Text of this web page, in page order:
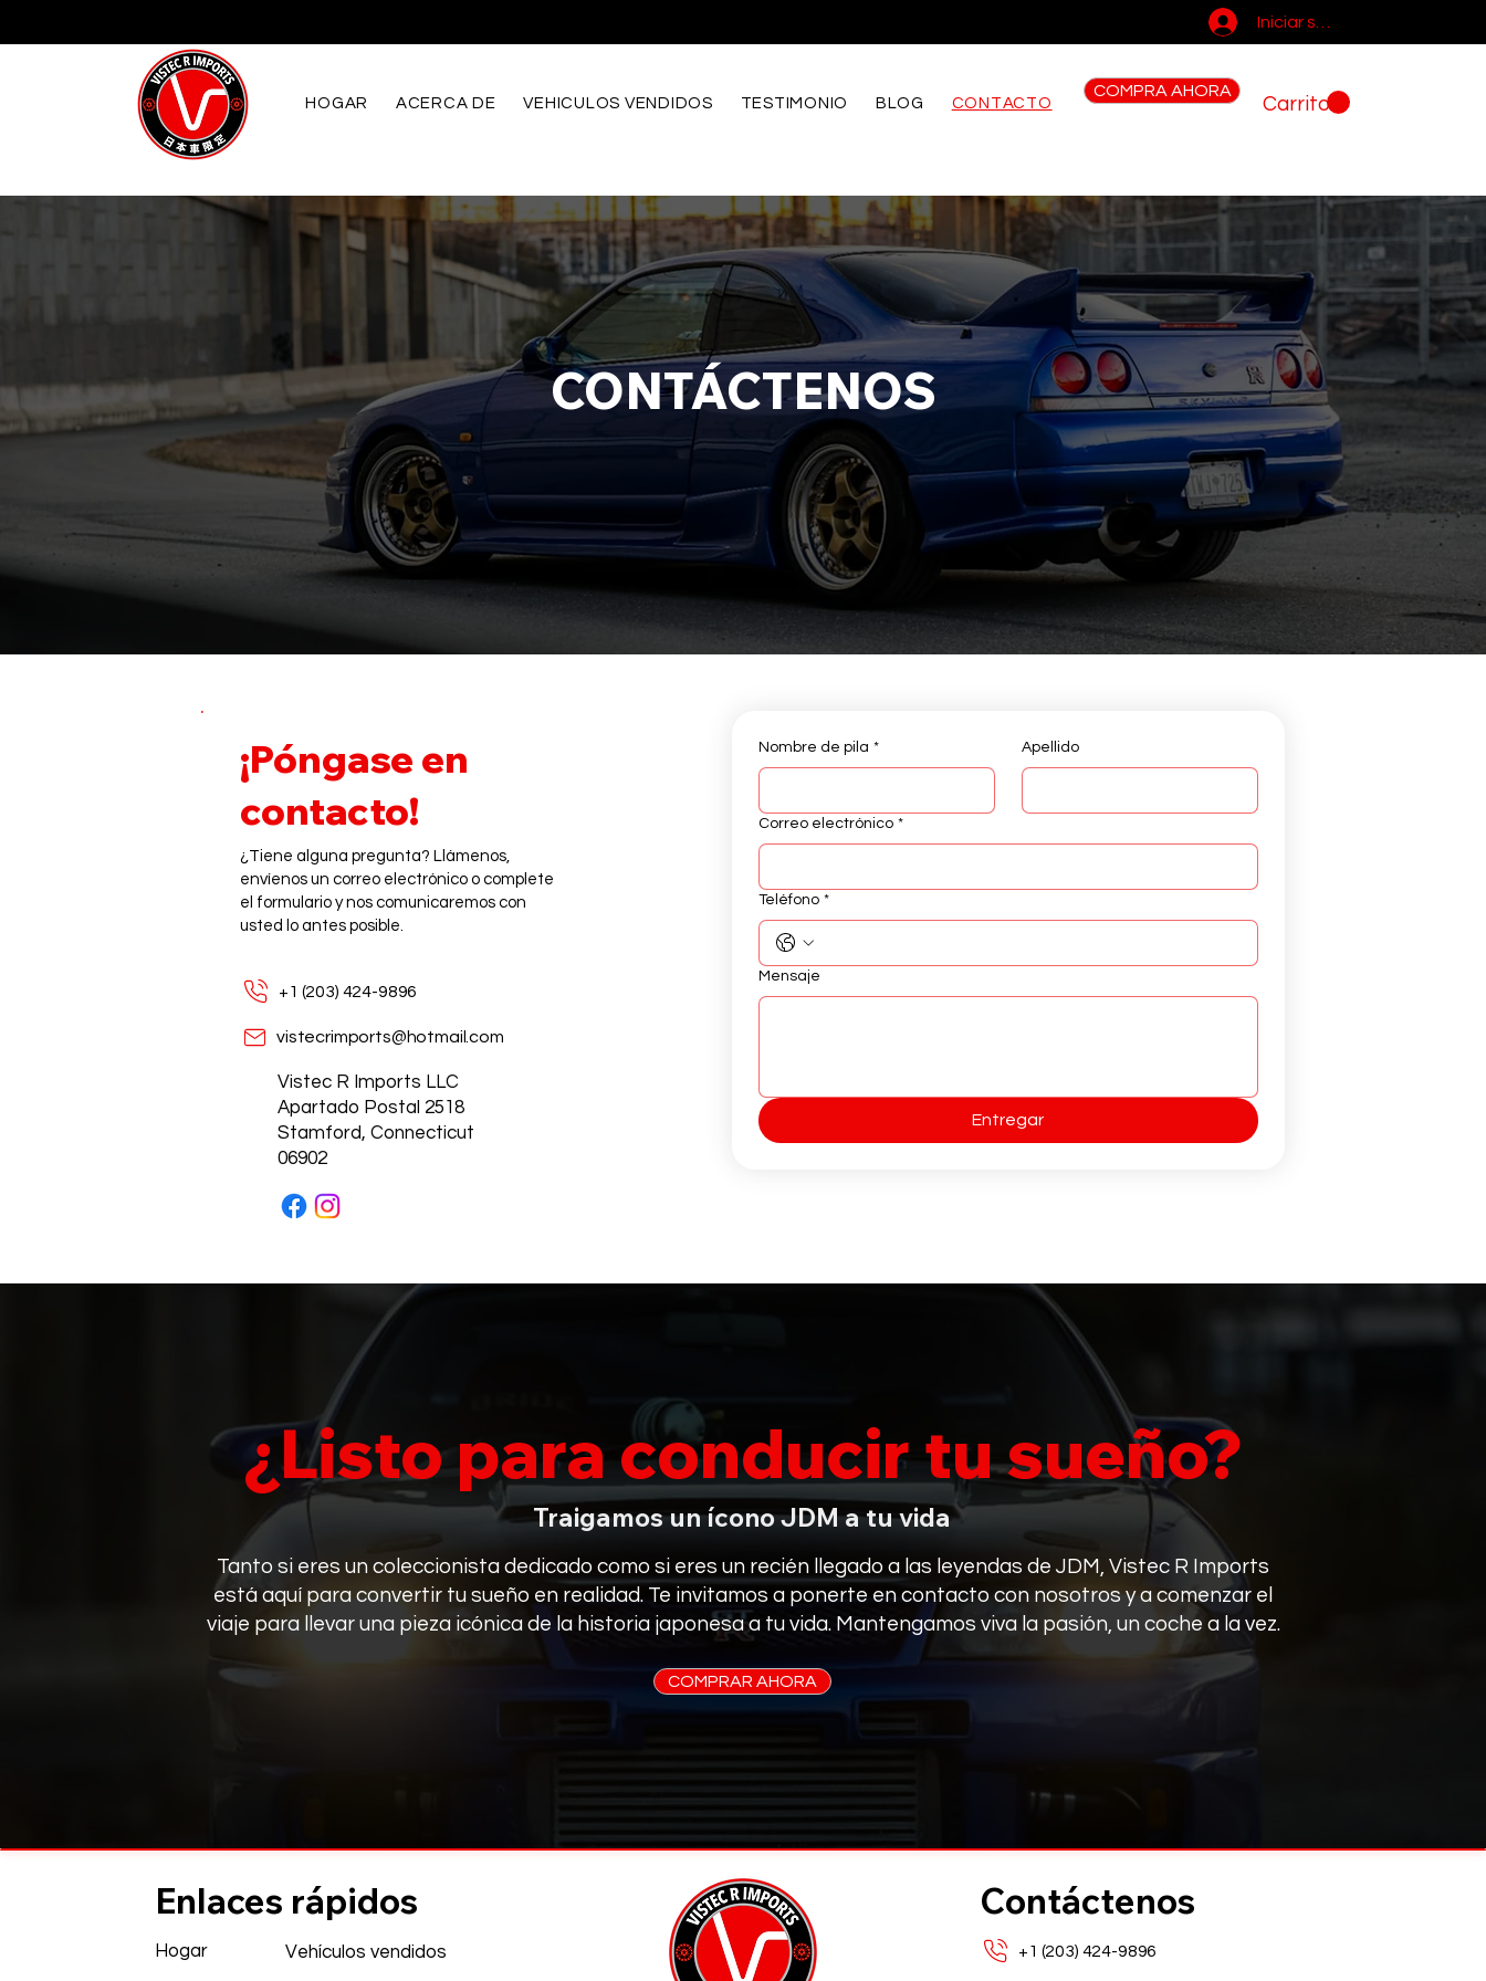
Iniciar sesión
HOGAR ACERCA DE VEHICULOS VENDIDOS TESTIMONIO BLOG CONTACTO
COMPRA AHORA
Carrito
CONTÁCTENOS
¡Póngase en
contacto!
¿Tiene alguna pregunta? Llámenos,
envíenos un correo electrónico o complete
el formulario y nos comunicaremos con
usted lo antes posible.
+1 (203) 424-9896
vistecrimports@hotmail.com
Vistec R Imports LLC
Apartado Postal 2518
Stamford, Connecticut
06902
Nombre de pila * Apellido
Correo electrónico *
Teléfono *
Mensaje
Entregar
¿Listo para conducir tu sueño?
Traigamos un ícono JDM a tu vida
Tanto si eres un coleccionista dedicado como si eres un recién llegado a las leyendas de JDM, Vistec R Imports
está aquí para convertir tu sueño en realidad. Te invitamos a ponerte en contacto con nosotros y a comenzar el
viaje para llevar una pieza icónica de la historia japonesa a tu vida. Mantengamos viva la pasión, un coche a la vez.
COMPRAR AHORA
Enlaces rápidos
Hogar
Vehículos vendidos
Contáctenos
+1 (203) 424-9896